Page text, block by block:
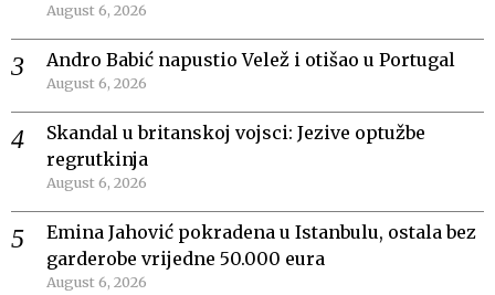
August 6, 2026
Andro Babić napustio Velež i otišao u Portugal
August 6, 2026
Skandal u britanskoj vojsci: Jezive optužbe
regrutkinja
August 6, 2026
Emina Jahović pokradena u Istanbulu, ostala bez
garderobe vrijedne 50.000 eura
August 6, 2026